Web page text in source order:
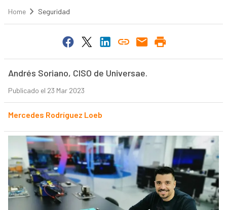
Home Seguridad
Andrés Soriano, CISO de Universae.
Publicado el 23 Mar 2023
Mercedes Rodríguez Loeb